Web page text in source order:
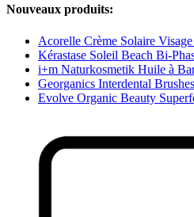
Nouveaux produits:
Acorelle Crème Solaire
Kérastase Soleil Beach Bi-
i+m Naturkosmetik Huile à
Georganics Interdental Brushes
Evolve Organic Beauty